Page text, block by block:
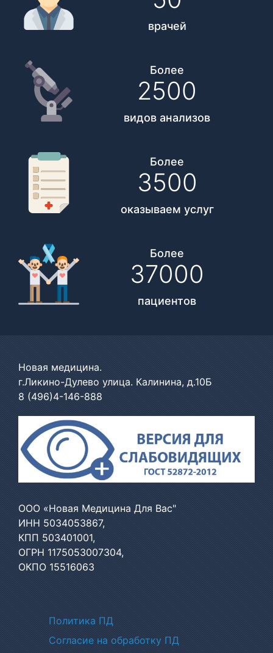
врачей
Более
2500
видов анализов
Более
3500
оказываем услуг
Более
37000
пациентов
Новая медицина.
г.Ликино-Дулево улица. Калинина, д.10Б
8 (496)4-146-888
ООО «Новая Медицина Для Вас"
ИНН 5034053867,
КПП 503401001,
ОГРН 1175053007304,
ОКПО 15516063
Политики
Политика ПД
Согласие на обработку ПД